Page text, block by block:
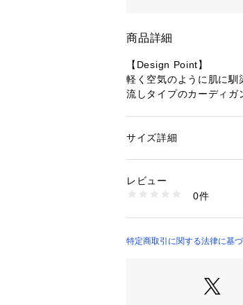
商品詳細
【Design Point】
軽く空気のように肌に馴
流しタイプのカーディガ
たっぷりした衿周りがニ
素材アイテムとのセット
61114のレギンスパン
躍します。
オーガニックコットン
感が特徴的なジャージ素
性別：レディース
生産国：中国製
1096000001830
サイズ詳細
レビュー
0件
特定商取引に関する法律に基